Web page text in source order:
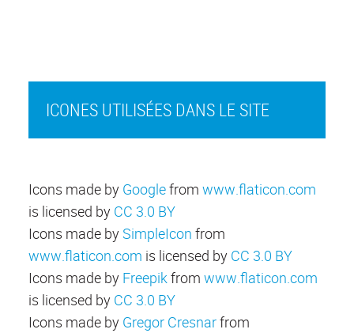
ICONES UTILISÉES DANS LE SITE
Icons made by Googlefrom www.flaticon.com
is licensed by CC 3.0 BY
Icons made bySimpleIcon from
www.flaticon.com is licensed by CC 3.0 BY
Icons made by Freepikfrom www.flaticon.com
is licensed by CC 3.0 BY
Icons made by Gregor Cresnarfrom